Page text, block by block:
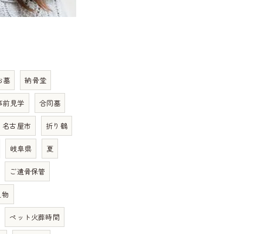
墓 納骨堂
前見学 合同墓
名古屋市 折り鶴
岐阜県 夏
ご遺骨保管
ペット火葬時間